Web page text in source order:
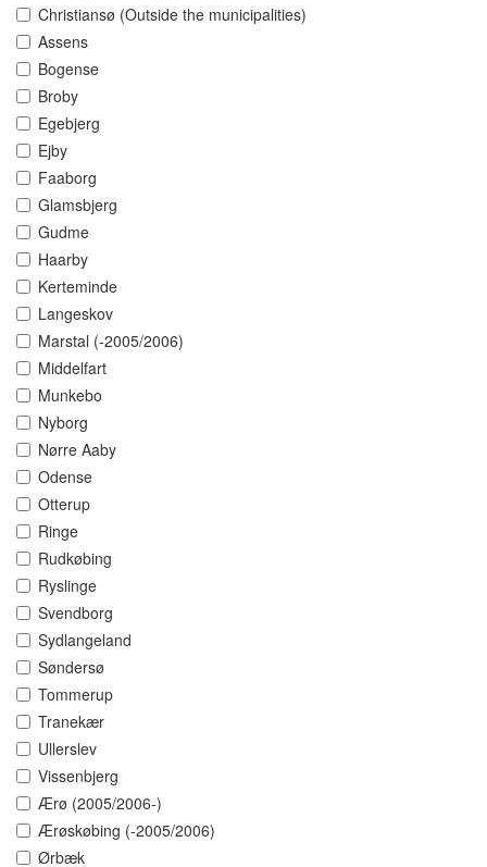
Christiansø (Outside the municipalities)
Assens
Bogense
Broby
Egebjerg
Ejby
Faaborg
Glamsbjerg
Gudme
Haarby
Kerteminde
Langeskov
Marstal (-2005/2006)
Middelfart
Munkebo
Nyborg
Nørre Aaby
Odense
Otterup
Ringe
Rudkøbing
Ryslinge
Svendborg
Sydlangeland
Søndersø
Tommerup
Tranekær
Ullerslev
Vissenbjerg
Ærø (2005/2006-)
Ærøskøbing (-2005/2006)
Ørbæk